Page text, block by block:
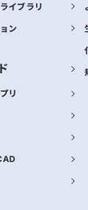
イブラリ
ン
リ